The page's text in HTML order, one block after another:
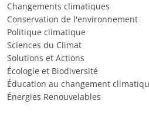
Changements climatiques
Conservation de l'environnement
Politique climatique
Sciences du Climat
Solutions et Actions
Écologie et Biodiversité
Éducation au changement
Énergies Renouvelables